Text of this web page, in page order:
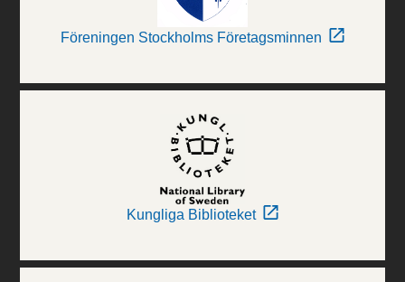
Föreningen Stockholms Företagsminnen
Kungliga Biblioteket